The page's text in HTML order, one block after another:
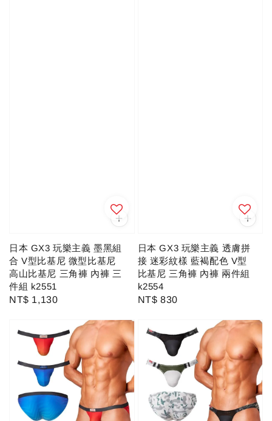
日本 GX3 玩樂主義 墨黑組
合 V型比基尼 微型比基尼
高山比基尼 三角褲 內褲 三
件組 k2551
Regular
NT$ 1,130
日本 GX3 玩樂主義 透膚拼
接 迷彩紋樣 藍褐配色 V型
比基尼 三角褲 內褲 兩件組
k2554
Regular
NT$ 830